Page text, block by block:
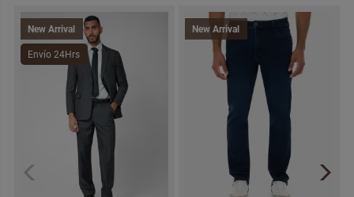
New Arrival
Envío 24Hrs
New Arrival